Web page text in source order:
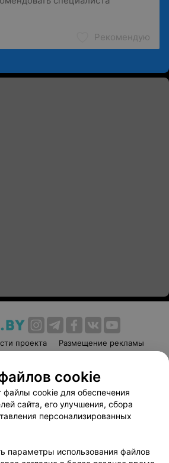
Рекомендую
проекта
Размещение рекламы
соглашение
Способы оплаты
Партнеры
руководителю 103.by
персональных данных
cookie
файлы cookie для обеспечения
сайта, его улучшения, сбора
персонализированных
параметры использования файлов